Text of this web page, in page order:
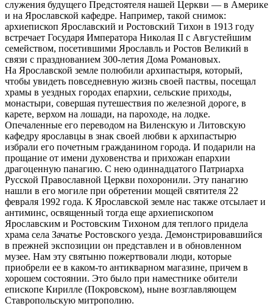
служения будущего Предстоятеля нашей Церкви — в Америке
и на Ярославской кафедре. Например, такой снимок:
архиепископ Ярославский и Ростовский Тихон в 1913 году
встречает Государя Императора Николая II с Августейшим
семейством, посетившими Ярославль и Ростов Великий в
связи с празднованием 300-летия Дома Романовых.
На Ярославской земле полюбили архипастыря, который,
чтобы увидеть повседневную жизнь своей паствы, посещал
храмы в уездных городах епархии, сельские приходы,
монастыри, совершая путешествия по железной дороге, в
карете, верхом на лошади, на пароходе, на лодке.
Опечаленные его переводом на Виленскую и Литовскую
кафедру ярославцы в знак своей любви к архипастырю
избрали его почетным гражданином города. И подарили на
прощание от имени духовенства и прихожан епархии
драгоценную панагию. С нею одиннадцатого Патриарха
Русской Православной Церкви похоронили. Эту панагию
нашли в его могиле при обретении мощей святителя 22
февраля 1992 года. К Ярославской земле нас также отсылает и
антиминс, освященный тогда еще архиепископом
Ярославским и Ростовским Тихоном для теплого придела
храма села Зачатье Ростовского уезда. Демонстрировавшийся
в прежней экспозиции он представлен и в обновленном
музее. Нам эту святыню пожертвовали люди, которые
приобрели ее в каком-то антикварном магазине, причем в
хорошем состоянии. Это было при наместнике обители
епископе Кирилле (Покровском), ныне возглавляющем
Ставропольскую митрополию.